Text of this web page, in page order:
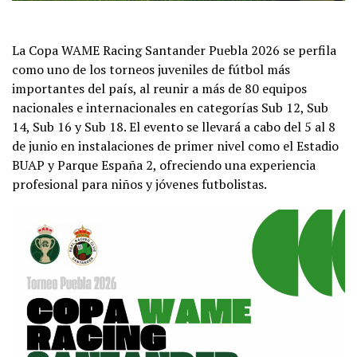
La Copa WAME Racing Santander Puebla 2026 se perfila
como uno de los torneos juveniles de fútbol más
importantes del país, al reunir a más de 80 equipos
nacionales e internacionales en categorías Sub 12, Sub
14, Sub 16 y Sub 18. El evento se llevará a cabo del 5 al 8
de junio en instalaciones de primer nivel como el Estadio
BUAP y Parque España 2, ofreciendo una experiencia
profesional para niños y jóvenes futbolistas.